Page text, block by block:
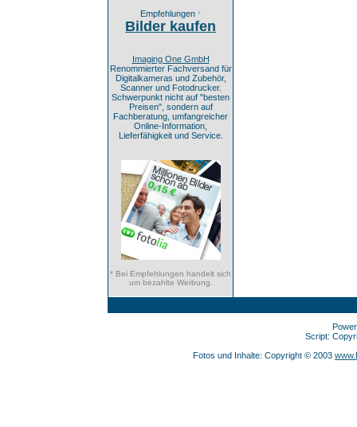
Empfehlungen *
Bilder kaufen
Imaging One GmbH
Renommierter Fachversand für
Digitalkameras und Zubehör,
Scanner und Fotodrucker.
Schwerpunkt nicht auf "besten
Preisen", sondern auf
Fachberatung, umfangreicher
Online-Information,
Lieferfähigkeit und Service.
* Bei Empfehlungen handelt sich
um bezahlte Werbung.
Script:
Fotos und Inhalte: Copyright © 2003